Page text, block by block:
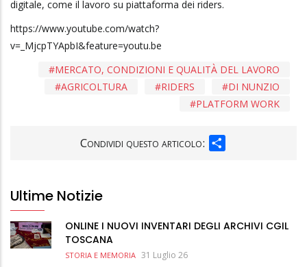
digitale, come il lavoro su piattaforma dei riders.
https://www.youtube.com/watch?
v=_MjcpTYApbI&feature=youtu.be
MERCATO, CONDIZIONI E QUALITÀ DEL LAVORO
DI NUNZIO
RIDERS
AGRICOLTURA
PLATFORM WORK
Condividi questo articolo:
Ultime Notizie
ONLINE I NUOVI INVENTARI DEGLI ARCHIVI CGIL
TOSCANA
STORIA E MEMORIA 31 Luglio 26